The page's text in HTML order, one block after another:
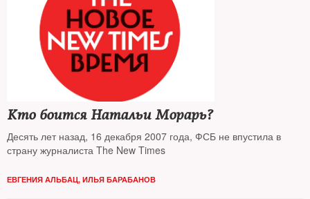
Кто боится Натальи Морарь?
Десять лет назад, 16 декабря 2007 года, ФСБ не впустила в
страну журналиста The New Times
ЕВГЕНИЯ АЛЬБАЦ, ИЛЬЯ БАРАБАНОВ